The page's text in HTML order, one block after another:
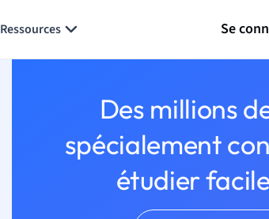
Ressources Se
Des millions
spécialement
étudier